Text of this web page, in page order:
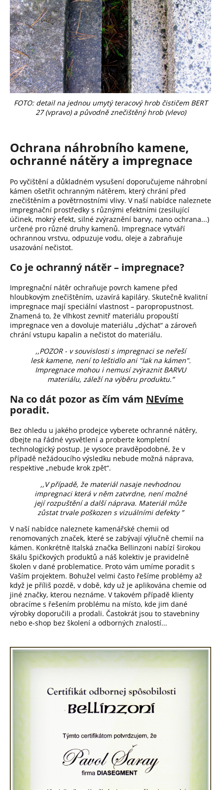
FOTO: detail na jednou umytý teracový hrob čističem BERT
27 (vpravo) a původně znečištěný hrob (vlevo)
Ochrana náhrobního kamene,
ochranné nátěry a impregnace
Po vyčištění a důkladném vysušení doporučujeme náhrobní
kámen ošetřit ochranným nátěrem, který chrání před
znečištěním a povětrnostními vlivy. V naší nabídce naleznete
impregnační prostředky s různými efektními (zesilující
účinek, mokrý efekt, silné zvýraznění barvy, nano ochrana...)
určené pro různé druhy kamenů. Impregnace vytváří
ochrannou vrstvu, odpuzuje vodu, oleje a zabraňuje
usazování nečistot.
Co je ochranný nátěr – impregnace?
Impregnační nátěr ochraňuje povrch kamene před
hloubkovým znečištěním, uzavírá kapiláry. Skutečně kvalitní
impregnace mají speciální vlastnost – paropropustnost.
Znamená to, že vlhkost zevnitř materiálu propouští
impregnace ven a dovoluje materiálu „dýchat“ a zároveň
chrání vstupu kapalin a nečistot do materiálu.
,,POZOR - v souvislosti s impregnaci se neřeší
lesk kamene, není to leštidlo ani "lak na kámen".
Impregnace mohou i nemusí zvýraznit BARVU
materiálu, záleží na výběru produktu.”
Na co dát pozor as čím vám NEvíme
poradit.
Bez ohledu u jakého prodejce vyberete ochranné nátěry,
dbejte na řádné vysvětlení a proberte kompletní
technologický postup. Je vysoce pravděpodobné, že v
případě nežádoucího výsledku nebude možná náprava,
respektive „nebude krok zpět“.
,,V případě, že materiál nasaje nevhodnou
impregnaci která v něm zatvrdne, není možné
její rozpuštění a další náprava. Materiál může
zůstat trvale poškozen s vizuálními defekty ”
V naší nabídce naleznete kamenářské chemii od
renomovaných značek, které se zabývají výlučně chemií na
kámen. Konkrétně Italská značka Bellinzoni nabízí širokou
škálu špičkových produktů a náš kolektiv je pravidelně
školen v dané problematice. Proto vám umíme poradit s
Vaším projektem. Bohužel velmi často řešíme problémy až
když je příliš pozdě, v době, kdy už je aplikována chemie od
jiné značky, kterou neznáme. V takovém případě klienty
obracíme s řešením problému na místo, kde jim dané
výrobky doporučili a prodali. Častokrát jsou to stavebniny
nebo e-shop bez školení a odborných znalostí...